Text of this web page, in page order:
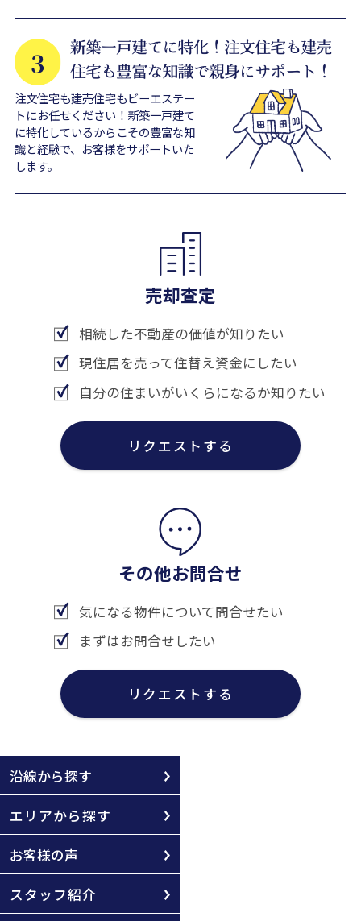
注文住宅も建売住宅もビーエステー
トにお任せください！新築一戸建て
に特化しているからこその豊富な知
識と経験で、お客様をサポートいた
します。
売却査定
相続した不動産の価値が知りたい
現住居を売って住替え資金にしたい
自分の住まいがいくらになるか知りたい
リクエストする
その他お問合せ
気になる物件について問合せたい
まずはお問合せしたい
リクエストする
沿線から探す
エリアから探す
お客様の声
スタッフ紹介